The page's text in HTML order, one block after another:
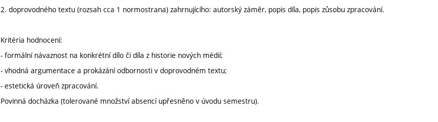
2. doprovodného textu (rozsah cca 1 normostrana) zahrnujícího: autorský záměr, popis díla, popis zůsobu zpracování.
Kritéria hodnocení:
- formální návaznost na konkrétní dílo či díla z historie nových médií;
- vhodná argumentace a prokázání odbornosti v doprovodném textu;
- estetická úroveň zpracování.
Povinná docházka (tolerované množství absencí upřesněno v úvodu semestru).